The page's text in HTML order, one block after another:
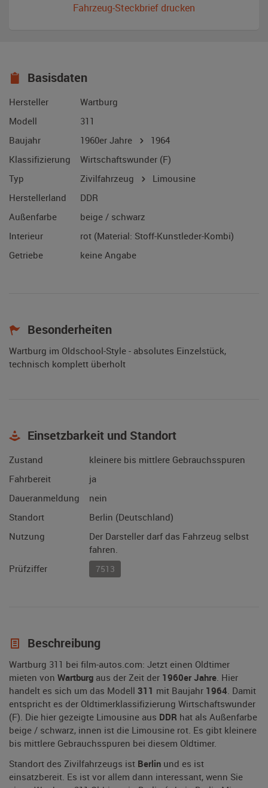
Fahrzeug-Steckbrief drucken
Basisdaten
Hersteller
Wartburg
Modell
311
Baujahr
1960er Jahre
1964
Klassifizierung
Wirtschaftswunder (F)
Typ
Zivilfahrzeug
Limousine
Herstellerland
DDR
Außenfarbe
beige / schwarz
Interieur
rot (Material: Stoff-Kunstleder-Kombi)
Getriebe
keine Angabe
Besonderheiten
Wartburg im Oldschool-Style - absolutes Einzelstück,
technisch komplett überholt
Einsetzbarkeit und Standort
Zustand
kleinere bis mittlere Gebrauchsspuren
Fahrbereit
ja
Daueranmeldung
nein
Standort
Berlin (Deutschland)
Nutzung
Der Darsteller darf das Fahrzeug selbst
fahren.
Prüfziffer
7513
Beschreibung
Wartburg 311 bei film-autos.com: Jetzt einen Oldtimer
mieten von Wartburg aus der Zeit der 1960er Jahre. Hier
handelt es sich um das Modell 311 mit Baujahr 1964. Damit
entspricht es der Oldtimerklassifizierung Wirtschaftswunder
(F). Die hier gezeigte Limousine aus DDR hat als Außenfarbe
beige / schwarz, innen ist die Limousine rot. Es gibt kleinere
bis mittlere Gebrauchsspuren bei diesem Oldtimer.
Standort des Zivilfahrzeugs ist Berlin und es ist
einsatzbereit. Es ist vor allem dann interessant, wenn Sie